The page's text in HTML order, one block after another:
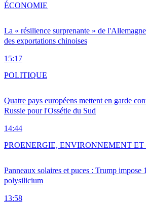
La « résilience surprenante » de
des exportations chinoises
15:17
ÉCONOMIE
Quatre pays européens mettent en garde
Russie pour l'Ossétie du Sud
14:44
POLITIQUE
Panneaux solaires et puces : Trump impose
polysilicium
13:58
PROENERGIE, ENVIRONNEMENT ET